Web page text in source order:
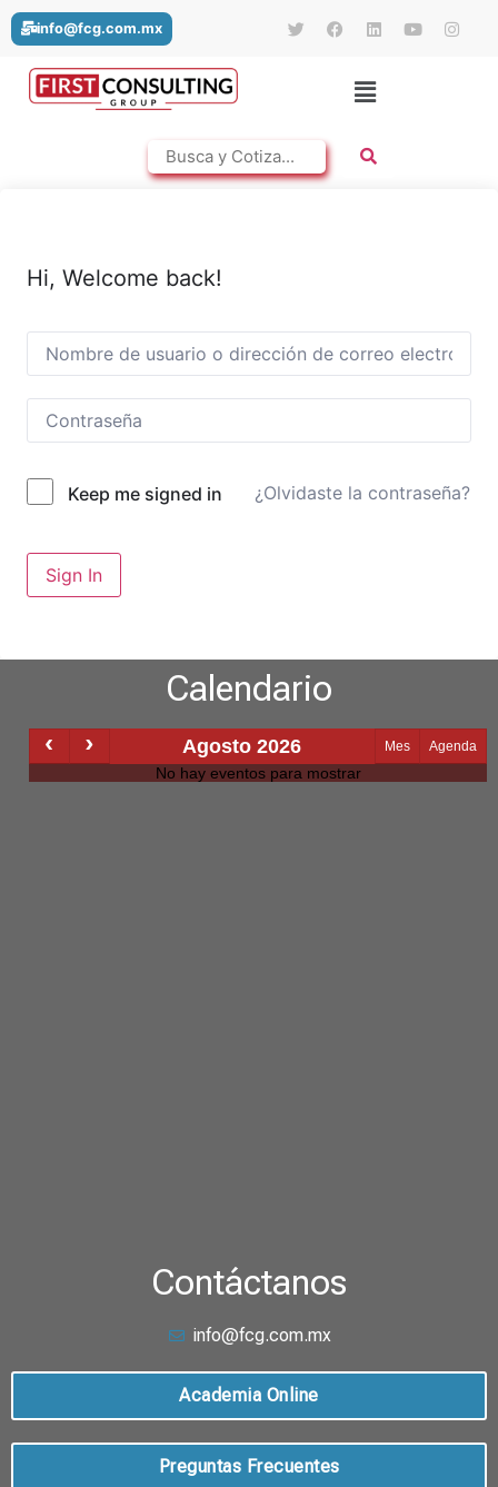
info@fcg.com.mx
Hi, Welcome back!
Keep me signed in ¿Olvidaste la contraseña?
Sign In
Calendario
Contáctanos
info@fcg.com.mx
Academia Online
Preguntas Frecuentes